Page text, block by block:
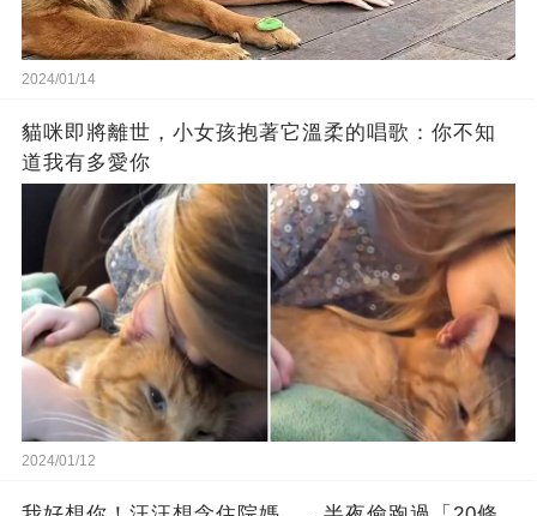
2024/01/14
貓咪即將離世，小女孩抱著它溫柔的唱歌：你不知
道我有多愛你
2024/01/12